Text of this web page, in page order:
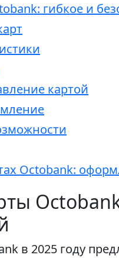
гибкое и
картой
Octobank:
в 2025 году